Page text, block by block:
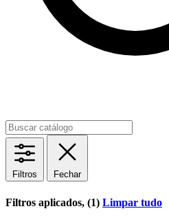
Filtros Fechar
Filtros aplicados, (1) Limpar tudo